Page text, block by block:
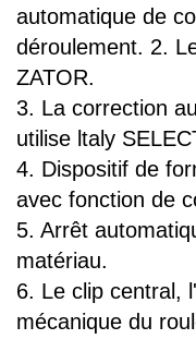
automatique de
déroulement. 2.
ZATOR.
3. La correction
utilise ltaly
4. Dispositif de
avec fonction de
5. Arrêt
matériau.
6. Le clip central,
mécanique du